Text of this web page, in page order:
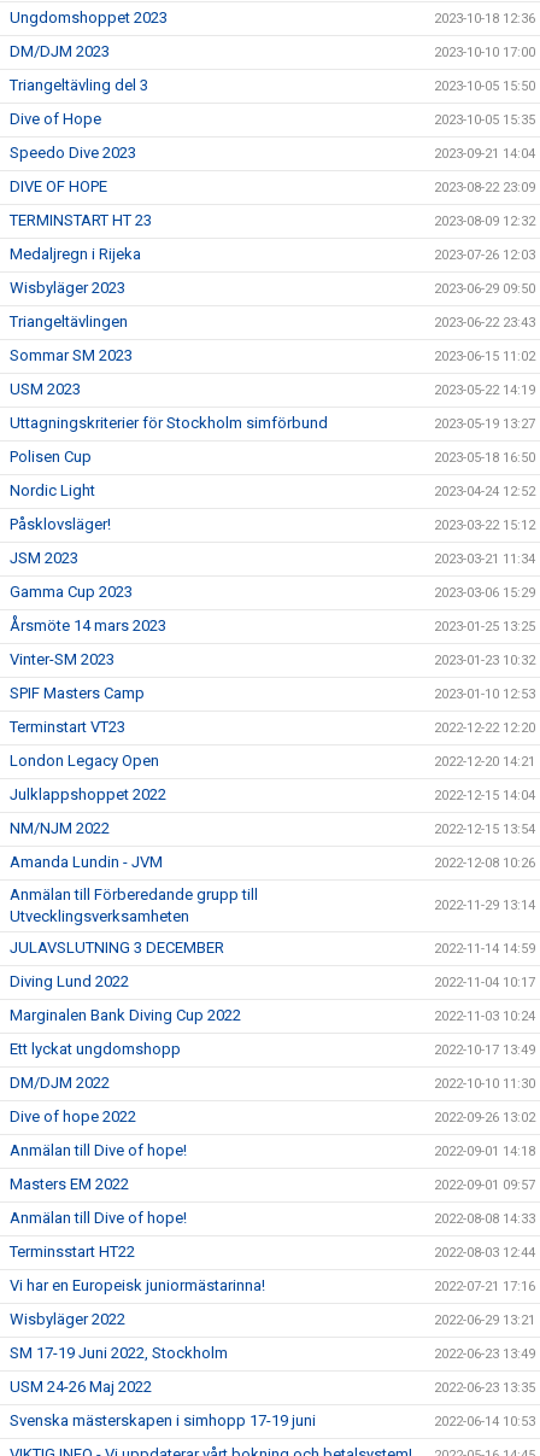
Ungdomshoppet 2023 2023-10-18 12:36
DM/DJM 2023 2023-10-10 17:00
Triangeltävling del 3 2023-10-05 15:50
Dive of Hope 2023-10-05 15:35
Speedo Dive 2023 2023-09-21 14:04
DIVE OF HOPE 2023-08-22 23:09
TERMINSTART HT 23 2023-08-09 12:32
Medaljregn i Rijeka 2023-07-26 12:03
Wisbyläger 2023 2023-06-29 09:50
Triangeltävlingen 2023-06-22 23:43
Sommar SM 2023 2023-06-15 11:02
USM 2023 2023-05-22 14:19
Uttagningskriterier för Stockholm simförbund 2023-05-19 13:27
Polisen Cup 2023-05-18 16:50
Nordic Light 2023-04-24 12:52
Påsklovsläger! 2023-03-22 15:12
JSM 2023 2023-03-21 11:34
Gamma Cup 2023 2023-03-06 15:29
Årsmöte 14 mars 2023 2023-01-25 13:25
Vinter-SM 2023 2023-01-23 10:32
SPIF Masters Camp 2023-01-10 12:53
Terminstart VT23 2022-12-22 12:20
London Legacy Open 2022-12-20 14:21
Julklappshoppet 2022 2022-12-15 14:04
NM/NJM 2022 2022-12-15 13:54
Amanda Lundin - JVM 2022-12-08 10:26
Anmälan till Förberedande grupp till
Utvecklingsverksamheten
2022-11-29 13:14
JULAVSLUTNING 3 DECEMBER 2022-11-14 14:59
Diving Lund 2022 2022-11-04 10:17
Marginalen Bank Diving Cup 2022 2022-11-03 10:24
Ett lyckat ungdomshopp 2022-10-17 13:49
DM/DJM 2022 2022-10-10 11:30
Dive of hope 2022 2022-09-26 13:02
Anmälan till Dive of hope! 2022-09-01 14:18
Masters EM 2022 2022-09-01 09:57
Anmälan till Dive of hope! 2022-08-08 14:33
Terminsstart HT22 2022-08-03 12:44
Vi har en Europeisk juniormästarinna! 2022-07-21 17:16
Wisbyläger 2022 2022-06-29 13:21
SM 17-19 Juni 2022, Stockholm 2022-06-23 13:49
USM 24-26 Maj 2022 2022-06-23 13:35
Svenska mästerskapen i simhopp 17-19 juni 2022-06-14 10:53